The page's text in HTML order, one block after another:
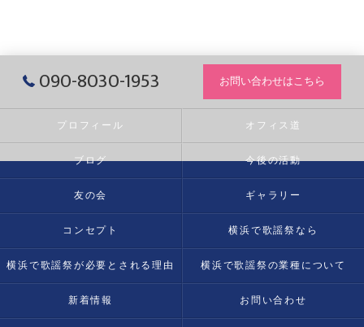
090-8030-1953 お問い合わせはこちら
プロフィール オフィス道
ブログ 今後の活動
友の会 ギャラリー
コンセプト 横浜で歌謡祭なら
横浜で歌謡祭が必要とされる理由 横浜で歌謡祭の業種について
新着情報 お問い合わせ